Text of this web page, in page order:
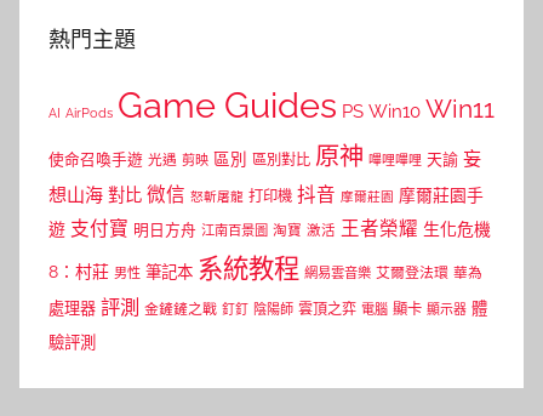
熱門主題
AI AirPods Game Guides PS Win10 Win11
使命召喚手遊 光遇 剪映 區別 區別對比 原神 嗶哩嗶哩 天諭 妄
想山海 對比 微信 怒斬屠龍 打印機 抖音 摩爾莊園 摩爾莊園手
遊 支付寶 明日方舟 江南百景圖 淘寶 激活 王者榮耀 生化危機
8：村莊 男性 筆記本 系統教程 網易雲音樂 艾爾登法環 華為
處理器 評測 金鏟鏟之戰 釘釘 陰陽師 雲頂之弈 電腦 顯卡 顯示器 體
驗評測